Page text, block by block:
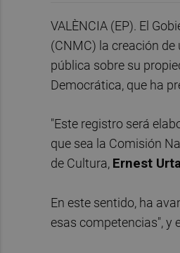
VALÈNCIA (EP). El
(CNMC) la creación
pública sobre su
Democrática, que ha
"Este registro será
que sea la Comisión
de Cultura, Ernest
En este sentido, ha
esas competencias", y